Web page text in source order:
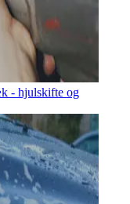
- hjulskifte og